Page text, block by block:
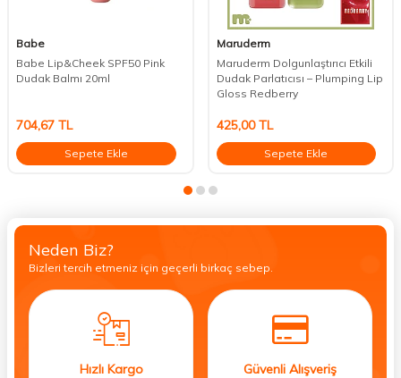
Babe
Babe Lip&Cheek SPF50 Pink
Dudak Balmı 20ml
704,67 TL
Sepete Ekle
Maruderm
Maruderm Dolgunlaştırıcı Etkili
Dudak Parlatıcısı – Plumping Lip
Gloss Redberry
425,00TL
Sepete Ekle
Neden Biz?
Bizleri tercih etmeniz için geçerli birkaç sebep.
Hızlı Kargo Güvenli Alışveriş